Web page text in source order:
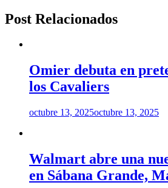
Post Relacionados
Omier debuta en
los Cavaliers
octubre 13, 2025octubre 13, 2025
Walmart abre una
en Sábana Grande,